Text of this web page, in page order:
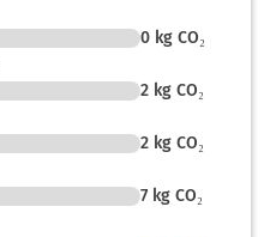
0 kg CO₂
2 kg CO₂
2 kg CO₂
7 kg CO₂